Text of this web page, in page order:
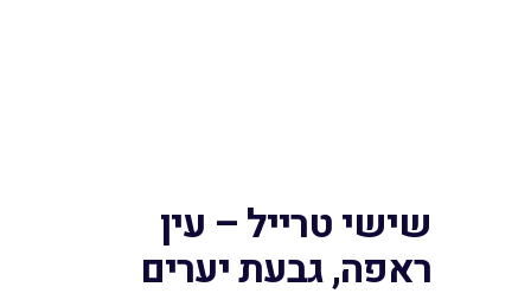
שישי טרייל – עין
ראפה, גבעת יערים